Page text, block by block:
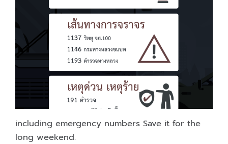
to
choose
to
use
for
the
most
efficient
work
including emergency numbers Save it for the
long weekend.